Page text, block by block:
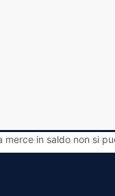
merce in saldo non si